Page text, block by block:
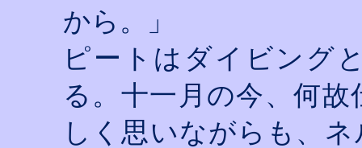
から。」
ピートはダイビング
る。十一月の今、何
しく思いながらも、